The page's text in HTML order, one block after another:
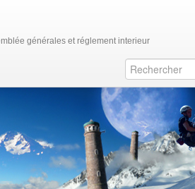
générales et réglement interieur